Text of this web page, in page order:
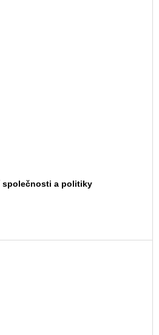
společnosti a politiky